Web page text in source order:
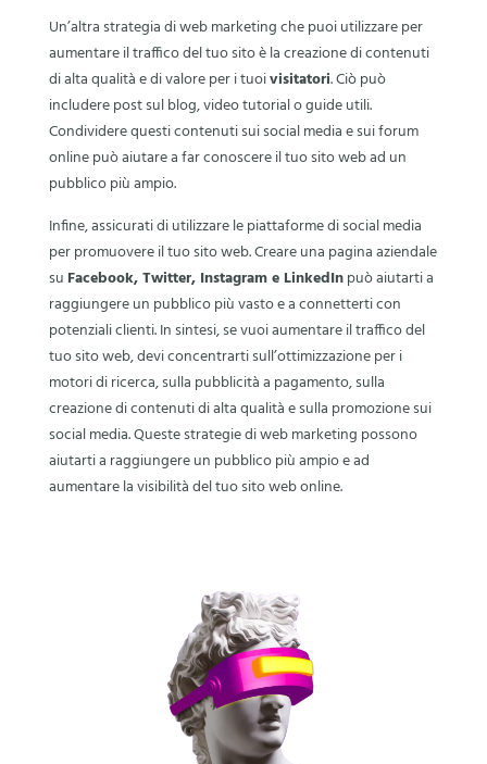
Un’altra strategia di web marketing che puoi utilizzare per
aumentare il traffico del tuo sito è la creazione di contenuti
di alta qualità e di valore per i tuoivisitatori. Ciò può
includere post sul blog, video tutorial o guide utili.
Condividere questi contenuti sui social media e sui forum
online può aiutare a far conoscere il tuo sito web ad un
pubblico più ampio.
Infine, assicurati di utilizzare le piattaforme di social media
per promuovere il tuo sito web. Creare una pagina aziendale
su Facebook, Twitter, Instagram e LinkedInpuò aiutarti a
raggiungere un pubblico più vasto e a connetterti con
potenziali clienti. In sintesi, se vuoi aumentare il traffico del
tuo sito web, devi concentrarti sull’ottimizzazione per i
motori di ricerca, sulla pubblicità a pagamento, sulla
creazione di contenuti di alta qualità e sulla promozione sui
social media. Queste strategie di web marketing possono
aiutarti a raggiungere un pubblico più ampio e ad
aumentare la visibilità del tuo sito web online.